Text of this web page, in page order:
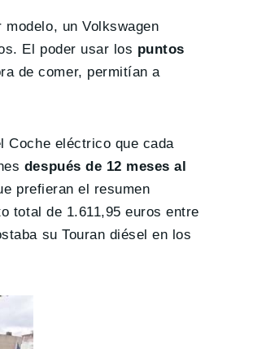
un Volkswagen
El poder usar los puntos
de comer, permitían a
Coche eléctrico que cada
después de 12 meses al
prefieran el resumen
total de 1.611,95 euros entre
su Touran diésel en los